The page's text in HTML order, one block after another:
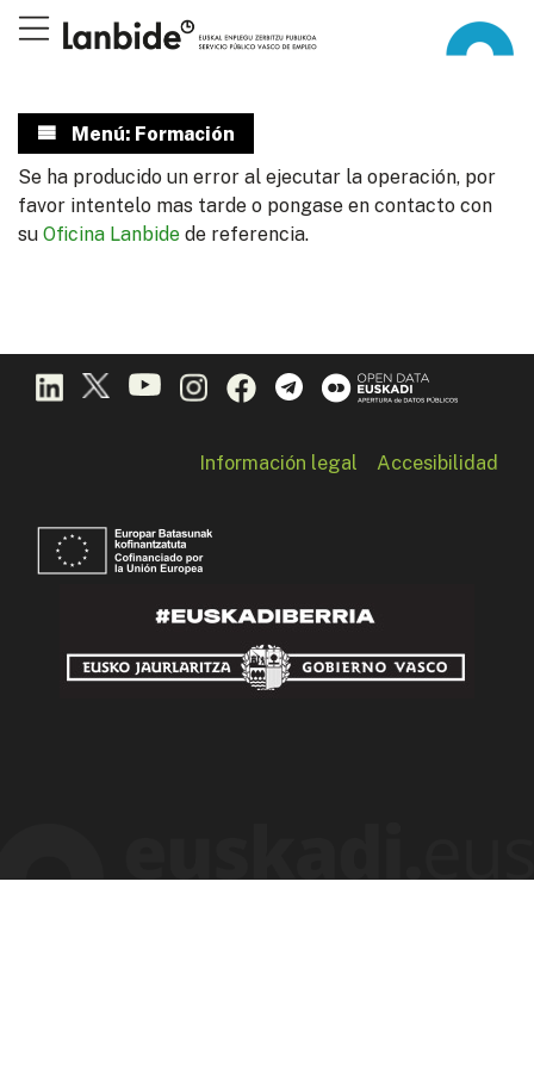
Menú: Formación
Se ha producido un error al ejecutar la operación, por
favor intentelo mas tarde o pongase en contacto con
su Oficina Lanbide de referencia.
Información legal Accesibilidad